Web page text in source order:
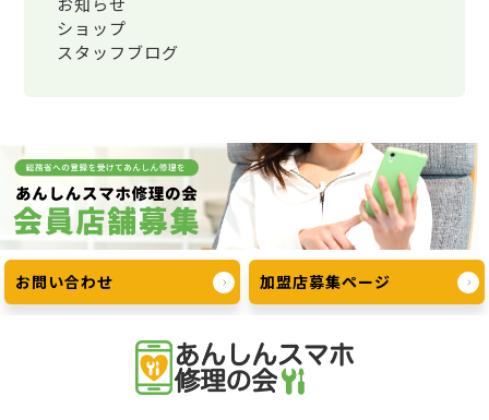
ショップ
スタッフブログ
お問い合わせ 加盟店募集ページ